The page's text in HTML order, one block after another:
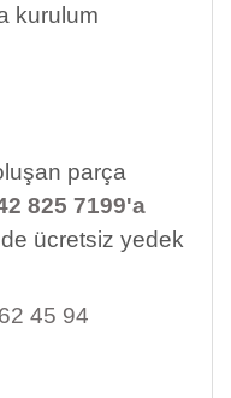
kurulum
parça
825 7199'a
ücretsiz yedek
45 94